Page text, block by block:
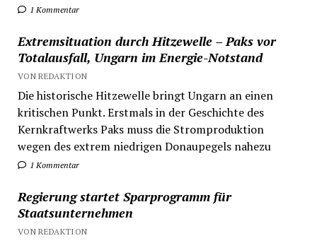
1 Kommentar
Extremsituation durch Hitzewelle – Paks vor
Totalausfall, Ungarn im Energie-Notstand
VON REDAKTION
Die historische Hitzewelle bringt Ungarn an einen
kritischen Punkt. Erstmals in der Geschichte des
Kernkraftwerks Paks muss die Stromproduktion
wegen des extrem niedrigen Donaupegels nahezu
1 Kommentar
Regierung startet Sparprogramm für
Staatsunternehmen
VON REDAKTION